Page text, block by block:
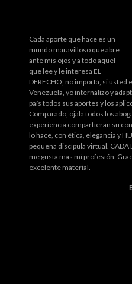
Cada aporte que hace es un
mundo maravilloso que abre
ante mis ojos y a todo aquel
que lee y le interesa EL
DERECHO, no importa, si usted
Venezuela, yo internalizo y
país todos sus aportes y los
Comparado, ojala todos los
experiencia compartieran su
lo hace, con ética, elegancia y
pequeña discípula virtual. CADA
me gusta mas mi profesión.
excelente material.